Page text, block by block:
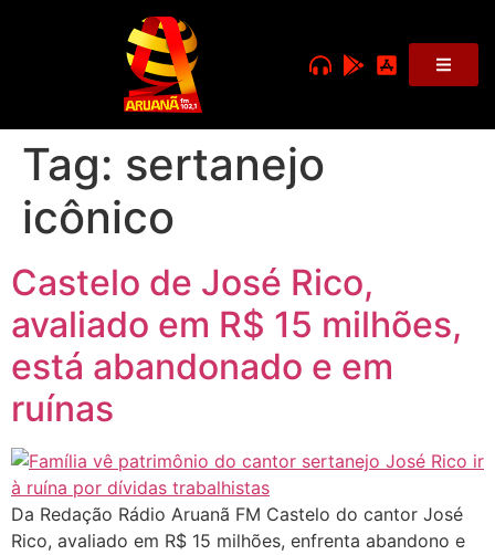
Tag: sertanejo
icônico
Castelo de José Rico,
avaliado em R$ 15 milhões,
está abandonado e em
ruínas
Da Redação Rádio Aruanã FM Castelo do cantor José
Rico, avaliado em R$ 15 milhões, enfrenta abandono e